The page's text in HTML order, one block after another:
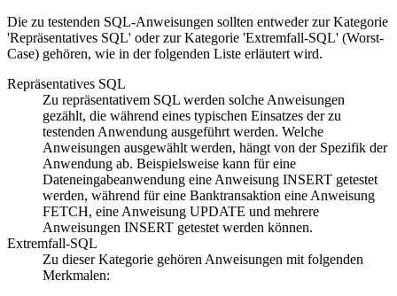
Die zu testenden SQL-Anweisungen sollten entweder zur Kategorie
'Repräsentatives SQL' oder zur Kategorie 'Extremfall-SQL' (Worst-
Case) gehören, wie in der folgenden Liste erläutert wird.
Repräsentatives SQL
Zu repräsentativem SQL werden solche Anweisungen
gezählt, die während eines typischen Einsatzes der zu
testenden Anwendung ausgeführt werden. Welche
Anweisungen ausgewählt werden, hängt von der Spezifik der
Anwendung ab. Beispielsweise kann für eine
Dateneingabeanwendung eine Anweisung INSERT getestet
werden, während für eine Banktransaktion eine Anweisung
FETCH, eine Anweisung UPDATE und mehrere
Anweisungen INSERT getestet werden können.
Extremfall-SQL
Zu dieser Kategorie gehören Anweisungen mit folgenden
Merkmalen: